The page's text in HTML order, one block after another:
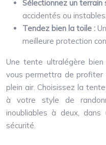
Sélectionnez un terrain
accidentés ou instables.
Tendez bien la toile :
meilleure protection
Une tente ultralégère
vous permettra de profiter
plein air. Choisissez la
à votre style de
inoubliables à deux,
sécurité.